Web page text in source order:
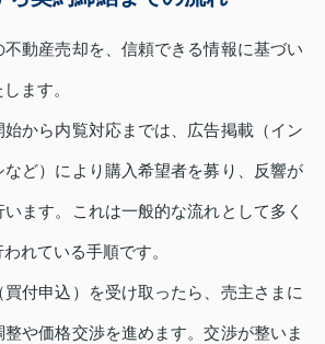
動産売却を、信頼できる情報に基づい
ます。
始から内覧対応までは、広告掲載（イン
など）により購入希望者を募り、反響が
ます。これは一般的な流れとして多く
れている手順です。
付申込）を受け取ったら、売主さまに
や価格交渉を進めます。交渉が整いま